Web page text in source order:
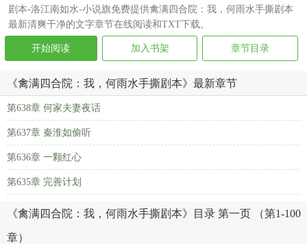
剧本-洛江南如水-小说旗免费提供禽满四合院：我，何雨水手撕剧本
最新清爽干净的文字章节在线阅读和TXT下载。
开始阅读 加入书架 章节目录
《禽满四合院：我，何雨水手撕剧本》最新章节
第638章 何家夫妻夜话
第637章 秦淮如偷听
第636章 一颗红心
第635章 完善计划
《禽满四合院：我，何雨水手撕剧本》目录 第一页 （第1-100
章）